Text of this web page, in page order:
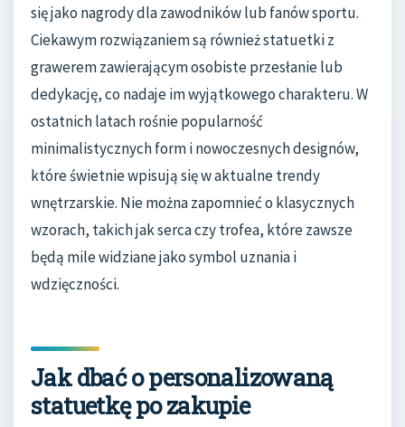
się jako nagrody dla zawodników lub fanów sportu.
Ciekawym rozwiązaniem są również statuetki z
grawerem zawierającym osobiste przesłanie lub
dedykację, co nadaje im wyjątkowego charakteru. W
ostatnich latach rośnie popularność
minimalistycznych form i nowoczesnych designów,
które świetnie wpisują się w aktualne trendy
wnętrzarskie. Nie można zapomnieć o klasycznych
wzorach, takich jak serca czy trofea, które zawsze
będą mile widziane jako symbol uznania i
wdzięczności.
Jak dbać o personalizowaną
statuetkę po zakupie